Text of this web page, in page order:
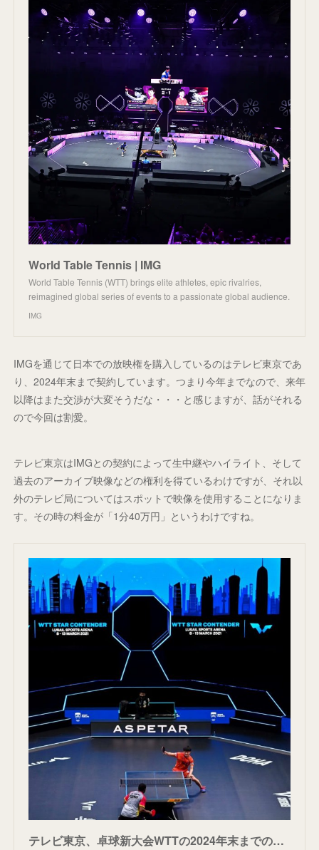
World Table Tennis | IMG
World Table Tennis (WTT) brings elite athletes, epic rivalries,
reimagined global series of events to a passionate global audience.
IMG
IMGを通じて日本での放映権を購入しているのはテレビ東京であ
り、2024年末まで契約しています。つまり今年までなので、来年
以降はまた交渉が大変そうだな・・・と感じますが、話がそれる
ので今回は割愛。
テレビ東京はIMGとの契約によって生中継やハイライト、そして
過去のアーカイブ映像などの権利を得ているわけですが、それ以
外のテレビ局についてはスポットで映像を使用することになりま
す。その時の料金が「1分40万円」というわけですね。
テレビ東京、卓球新大会WTTの2024年末までの放映権契約を締結 | 卓球メディア｜Rallys（ラリーズ）